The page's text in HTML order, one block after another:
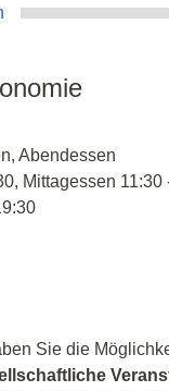
Abendessen
Mittagessen 11:30
Sie die